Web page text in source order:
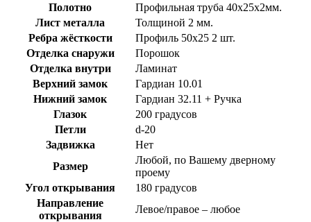
Полотно
Профильная труба 40х25х2мм.
Лист металла
Толщиной 2 мм.
Ребра жёсткости
Профиль 50х25 2 шт.
Отделка снаружи
Порошок
Отделка внутри
Ламинат
Верхний замок
Гардиан 10.01
Нижний замок
Гардиан 32.11 + Ручка
Глазок
200 градусов
Петли
d-20
Задвижка
Нет
Размер
Любой, по Вашему дверному
проему
Угол открывания
180 градусов
Направление
открывания
Левое/правое – любое